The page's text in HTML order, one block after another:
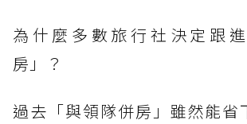
為什麼多數旅行社決定跟
房」？
過去「與領隊併房」雖然能省